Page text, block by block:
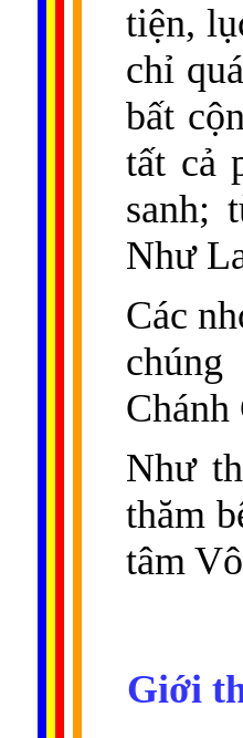
tiện,
chỉ
bất
tất cả
sanh;
Như
Các
Chánh
Như
thăm
tâm
Giới